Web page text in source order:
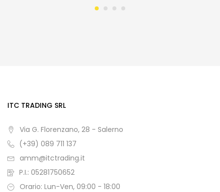
ITC TRADING SRL
Via G. Florenzano, 28 - Salerno
(+39) 089 711 137
amm@itctrading.it
P.I.: 05281750652
Orario: Lun-Ven, 09:00 - 18:00